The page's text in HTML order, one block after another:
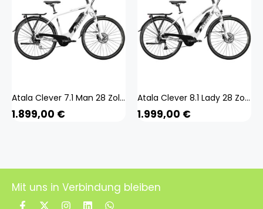
Atala Clever 7.1 Man 28 Zoll E-Bike E Trekkingrad Pedelec Trekkingbike 700c
1.899,00 €
Atala Clever 8.1 Lady 28 Zoll E-Bike E Trekkingrad Pedelec Trekkingbike 700c
1.999,00 €
Mit uns in Verbindung bleiben